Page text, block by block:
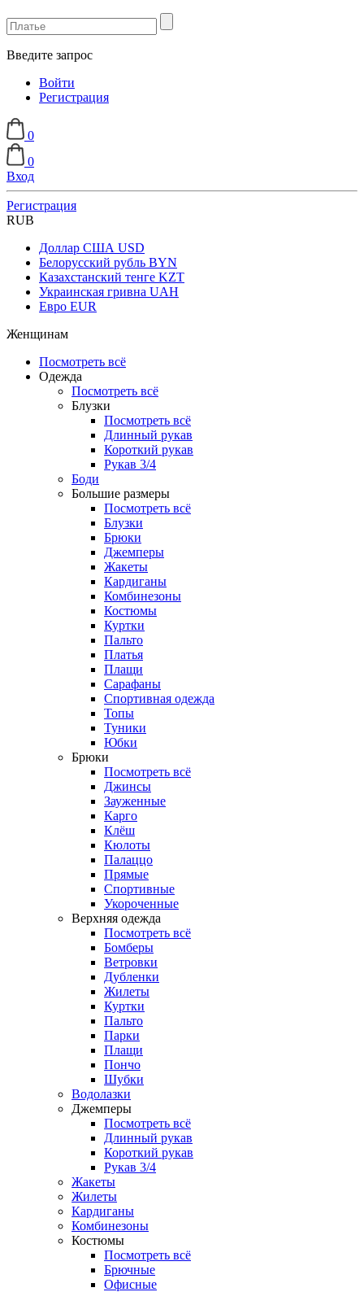
Введите запрос
Войти
Регистрация
0
0
Вход
Регистрация
RUB
Доллар США USD
Белорусский рубль BYN
Казахстанский тенге KZT
Украинская гривна UAH
Евро EUR
Женщинам
Посмотреть всё
Одежда
Посмотреть всё
Блузки
Посмотреть всё
Длинный рукав
Короткий рукав
Рукав 3/4
Боди
Большие размеры
Посмотреть всё
Блузки
Брюки
Джемперы
Жакеты
Кардиганы
Комбинезоны
Костюмы
Куртки
Пальто
Платья
Плащи
Сарафаны
Спортивная одежда
Топы
Туники
Юбки
Брюки
Посмотреть всё
Джинсы
Зауженные
Карго
Клёш
Кюлоты
Палаццо
Прямые
Спортивные
Укороченные
Верхняя одежда
Посмотреть всё
Бомберы
Ветровки
Дубленки
Жилеты
Куртки
Пальто
Парки
Плащи
Пончо
Шубки
Водолазки
Джемперы
Посмотреть всё
Длинный рукав
Короткий рукав
Рукав 3/4
Жакеты
Жилеты
Кардиганы
Комбинезоны
Костюмы
Посмотреть всё
Брючные
Офисные